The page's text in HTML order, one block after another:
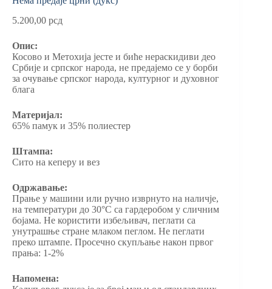
5.200,00 рсд
Опис:
Косово и Метохија јесте и биће нераскидиви део
Србије и српског народа, не предајемо се у борби
за очување српског народа, културног и духовног
блага
Материјал:
65% памук и 35% полиестер
Штампа:
Сито на кеперу и вез
Одржавање:
Прање у машини или ручно изврнуто на наличје,
на температури до 30°C са гардеробом у сличним
бојама. Не користити избељивач, пеглати са
унутрашње стране млаком пеглом. Не пеглати
преко штампе. Просечно скупљање након првог
прања: 1-2%
Напомена: